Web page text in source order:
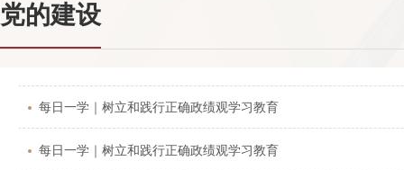
党的建设
每日一学｜树立和践行正确政绩观学习教育
每日一学｜树立和践行正确政绩观学习教育